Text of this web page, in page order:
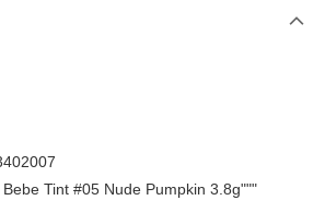
Tint #05 Nude Pumpkin 3.8g"""